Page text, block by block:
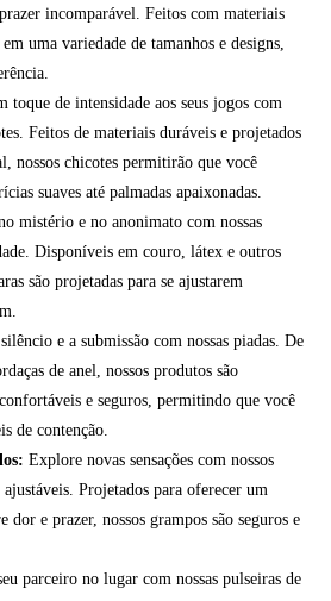
incomparável. Feitos com materiais
uma variedade de tamanhos e designs,
toque de intensidade aos seus jogos com
Feitos de materiais duráveis e projetados
nossos chicotes permitirão que você
suaves até palmadas apaixonadas.
mistério e no anonimato com nossas
Disponíveis em couro, látex e outros
são projetadas para se ajustarem
e a submissão com nossas piadas. De
de anel, nossos produtos são
e seguros, permitindo que você
de contenção.
Explore novas sensações com nossos
Projetados para oferecer um
e prazer, nossos grampos são seguros e
parceiro no lugar com nossas pulseiras de